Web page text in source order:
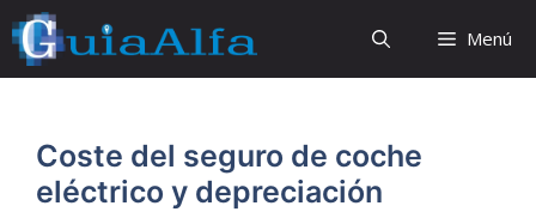
Saltar
al
contenido
Menú
Coste del seguro de coche
eléctrico y depreciación